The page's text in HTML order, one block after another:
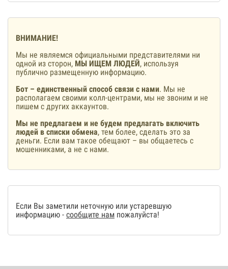
ВНИМАНИЕ!
Мы не являемся официальными представителями ни
одной из сторон, МЫ ИЩЕМ ЛЮДЕЙ, используя
публично размещенную информацию.
Бот – единственный способ связи с нами. Мы не
располагаем своими колл-центрами, мы не звоним и не
пишем с других аккаунтов.
Мы не предлагаем и не будем предлагать включить
людей в списки обмена, тем более, сделать это за
деньги. Если вам такое обещают – вы общаетесь с
мошенниками, а не с нами.
Если Вы заметили неточную или устаревшую
информацию - сообщите нам пожалуйста!